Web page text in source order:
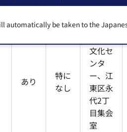
automatically be taken to the
幡宮な
あり
特に
なし
文化セ
ンタ
ー、江
東区永
代2丁
目集会
室